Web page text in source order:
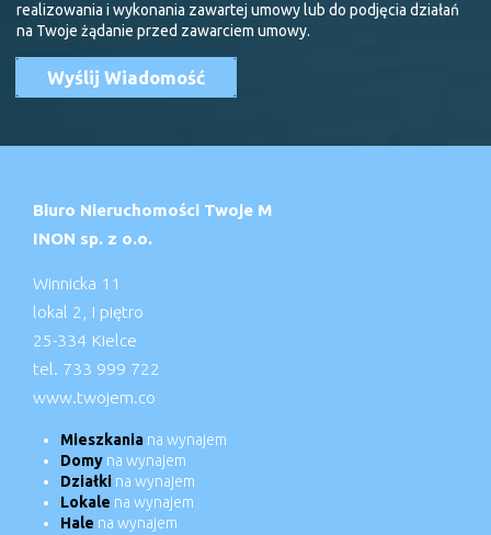
realizowania i wykonania zawartej umowy lub do podjęcia działań
na Twoje żądanie przed zawarciem umowy.
Biuro Nieruchomości Twoje M
INON sp. z o.o.
Winnicka 11
lokal 2, I piętro
25-334 Kielce
tel. 733 999 722
www.twojem.co
Mieszkania na wynajem
Domy na wynajem
Działki na wynajem
Lokale na wynajem
Hale na wynajem